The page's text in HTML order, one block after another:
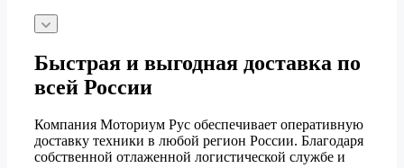
Быстрая и выгодная доставка по
всей России
Компания Моториум Рус обеспечивает оперативную
доставку техники в любой регион России. Благодаря
собственной отлаженной логистической службе и